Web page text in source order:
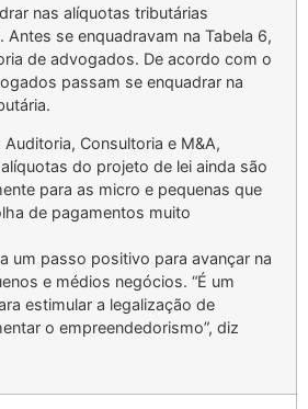
nas alíquotas tributárias
Antes se enquadravam na Tabela 6,
de advogados. De acordo com o
passam se enquadrar na
Consultoria e M&A,
do projeto de lei ainda são
para as micro e pequenas que
de pagamentos muito
um passo positivo para avançar na
e médios negócios. “É um
estimular a legalização de
o empreendedorismo”, diz